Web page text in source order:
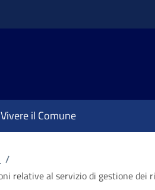
Vivere il Comune
/
relative al servizio di gestione dei